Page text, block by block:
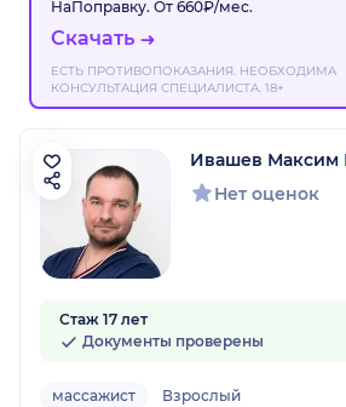
НаПоправку. От 660₽/мес.
Скачать
ЕСТЬ ПРОТИВОПОКАЗАНИЯ. НЕОБХОДИМА
КОНСУЛЬТАЦИЯ СПЕЦИАЛИСТА. 18+
Ивашев Максим
Нет оценок
Стаж 17 лет
Документы проверены
массажист Взрослый